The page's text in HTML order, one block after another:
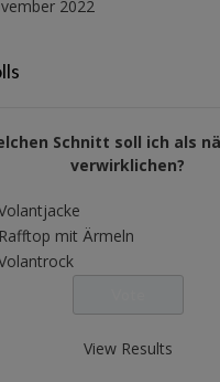
2022
Schnitt soll ich als
verwirklichen?
Rafftop mit Ärmeln
View Results